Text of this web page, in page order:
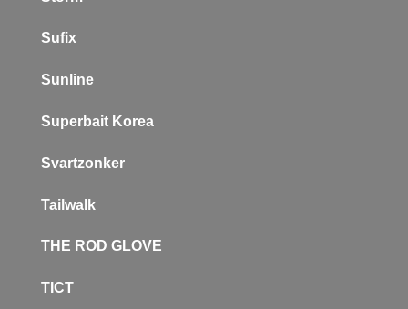
Sufix
Sunline
Superbait Korea
Svartzonker
Tailwalk
THE ROD GLOVE
TICT